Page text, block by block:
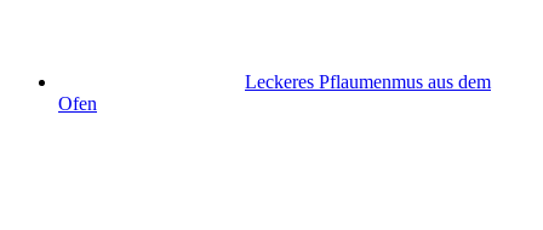
Leckeres Pflaumenmus aus dem
Ofen